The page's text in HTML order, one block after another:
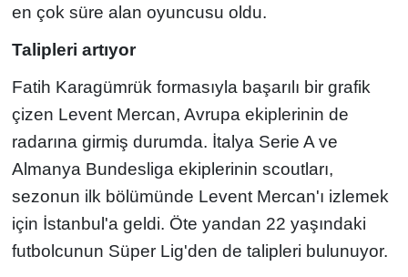
en çok süre alan oyuncusu oldu.
Talipleri artıyor
Fatih Karagümrük formasıyla başarılı bir grafik
çizen Levent Mercan, Avrupa ekiplerinin de
radarına girmiş durumda. İtalya Serie A ve
Almanya Bundesliga ekiplerinin scoutları,
sezonun ilk bölümünde Levent Mercan'ı izlemek
için İstanbul'a geldi. Öte yandan 22 yaşındaki
futbolcunun Süper Lig'den de talipleri bulunuyor.